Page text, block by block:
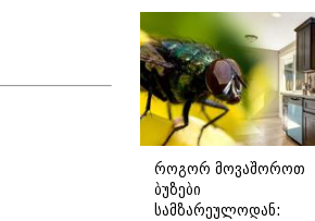
რჩევები
როგორ მოვაშოროთ
ბუზები
სამზარეულოდან: